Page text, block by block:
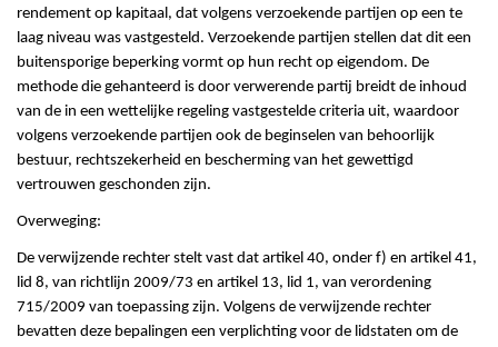
rendement op kapitaal, dat volgens verzoekende partijen op een te
laag niveau was vastgesteld. Verzoekende partijen stellen dat dit een
buitensporige beperking vormt op hun recht op eigendom. De
methode die gehanteerd is door verwerende partij breidt de inhoud
van de in een wettelijke regeling vastgestelde criteria uit, waardoor
volgens verzoekende partijen ook de beginselen van behoorlijk
bestuur, rechtszekerheid en bescherming van het gewettigd
vertrouwen geschonden zijn.
Overweging:
De verwijzende rechter stelt vast dat artikel 40, onder f) en artikel 41,
lid 8, van richtlijn 2009/73 en artikel 13, lid 1, van verordening
715/2009 van toepassing zijn. Volgens de verwijzende rechter
bevatten deze bepalingen een verplichting voor de lidstaten om de